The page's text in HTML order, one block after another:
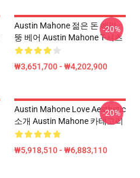
Austin Mahone 젊은 돈 에라
뚱 베어 Austin Mahone T-셔츠
₩3,651,700 - ₩4,202,900
-20%
Austin Mahone Love Aesthetic
소개 Austin Mahone 카테고리
₩5,918,510 - ₩6,883,110
-20%